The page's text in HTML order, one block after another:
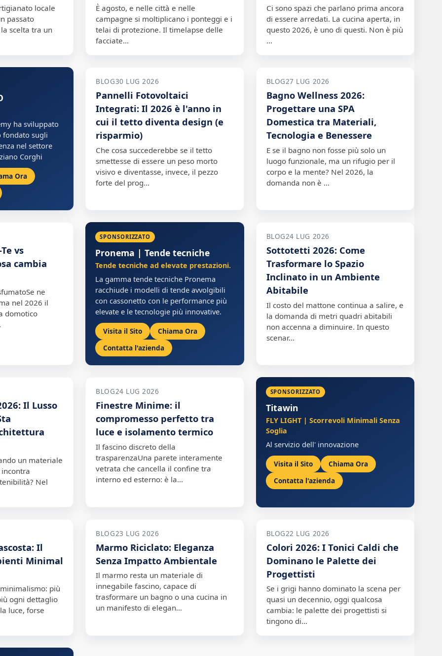
locale
passato
scelta tra un
È agosto, e nelle città e nelle
campagne si moltiplicano i ponteggi e i
telai di protezione. Il timelapse delle
facciate…
Ci sono spazi che parlano prima ancora
di essere arredati. La cucina aperta, in
questo 2026, è uno di questi. Non è più
…
ha sviluppato
fondato sugli
nel settore
Corghi
Ora
BLOG30 LUG 2026
Pannelli Fotovoltaici
Integrati: Il 2026 è l'anno in
cui il tetto diventa design (e
risparmio)
Che cosa succederebbe se il tetto
smettesse di essere un peso morto
visivo e diventasse, invece, il pezzo
forte del prog…
BLOG27 LUG 2026
Bagno Wellness 2026:
Progettare una SPA
Domestica tra Materiali,
Tecnologia e Benessere
E se il bagno non fosse più solo un
luogo funzionale, ma un rifugio per il
corpo e la mente? Nel 2026, la
domanda non è …
vs
cambia
ne
nel 2026 il
domotico
SPONSORIZZATO
Pronema | Tende tecniche
Tende tecniche ad elevate prestazioni.
La gamma tende tecniche Pronema
racchiude i modelli di tende avvolgibili
con cassonetto con le performance più
elevate e le tecnologie più innovative.
Visita il Sito
Chiama Ora
Contatta l'azienda
BLOG24 LUG 2026
Sottotetti 2026: Come
Trasformare lo Spazio
Inclinato in un Ambiente
Abitabile
Il costo del mattone continua a salire, e
la domanda di metri quadri abitabili
non accenna a diminuire. In questo
scenar…
Il Lusso
un materiale
Nel
BLOG24 LUG 2026
Finestre Minime: il
compromesso perfetto tra
luce e isolamento termico
Il fascino discreto della
trasparenzaUna parete interamente
vetrata che cancella il confine tra
interno ed esterno: è la…
SPONSORIZZATO
Titawin
FLY LIGHT | Scorrevoli Minimali Senza
Soglia
Al servizio dell' innovazione
Visita il Sito
Chiama Ora
Contatta l'azienda
Il
Minimal
più
ogni dettaglio
luce, forse
BLOG23 LUG 2026
Marmo Riciclato: Eleganza
Senza Impatto Ambientale
Il marmo resta un materiale di
innegabile fascino, capace di
trasformare un bagno o una cucina in
un manifesto di elegan…
BLOG22 LUG 2026
Colori 2026: I Tonici Caldi che
Dominano le Palette dei
Progettisti
Se i grigi hanno dominato la scena per
quasi un decennio, oggi qualcosa
cambia: le palette dei progettisti si
tingono di…